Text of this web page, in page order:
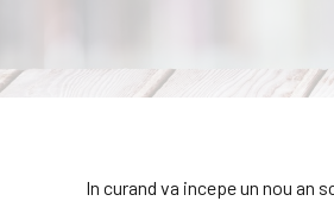
In curand va incepe un nou an